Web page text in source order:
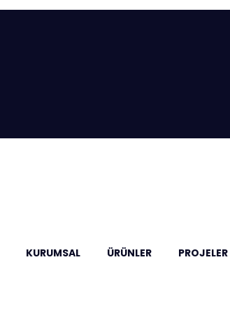
KURUMSAL ÜRÜNLER PROJELER